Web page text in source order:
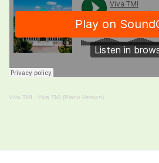
Viva TMI · Viva TMI (Piano Version)